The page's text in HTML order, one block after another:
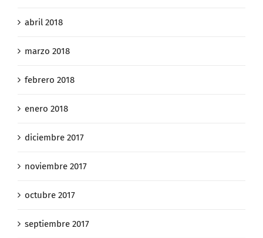
abril 2018
marzo 2018
febrero 2018
enero 2018
diciembre 2017
noviembre 2017
octubre 2017
septiembre 2017